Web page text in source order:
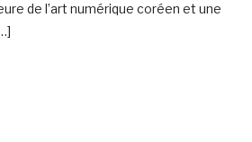
de l’art numérique coréen et une